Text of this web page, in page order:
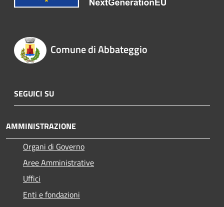
Comune di Abbateggio
SEGUICI SU
AMMINISTRAZIONE
Organi di Governo
Aree Amministrative
Uffici
Enti e fondazioni